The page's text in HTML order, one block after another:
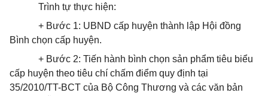
Trình tự thực hiện:
+ Bước 1: UBND cấp huyện thành lập Hội đồng
Bình chọn cấp huyện.
+ Bước 2: Tiến hành bình chọn sản phẩm tiêu biểu
cấp huyện theo tiêu chí chấm điểm quy định tại
35/2010/TT-BCT của Bộ Công Thương và các văn bản